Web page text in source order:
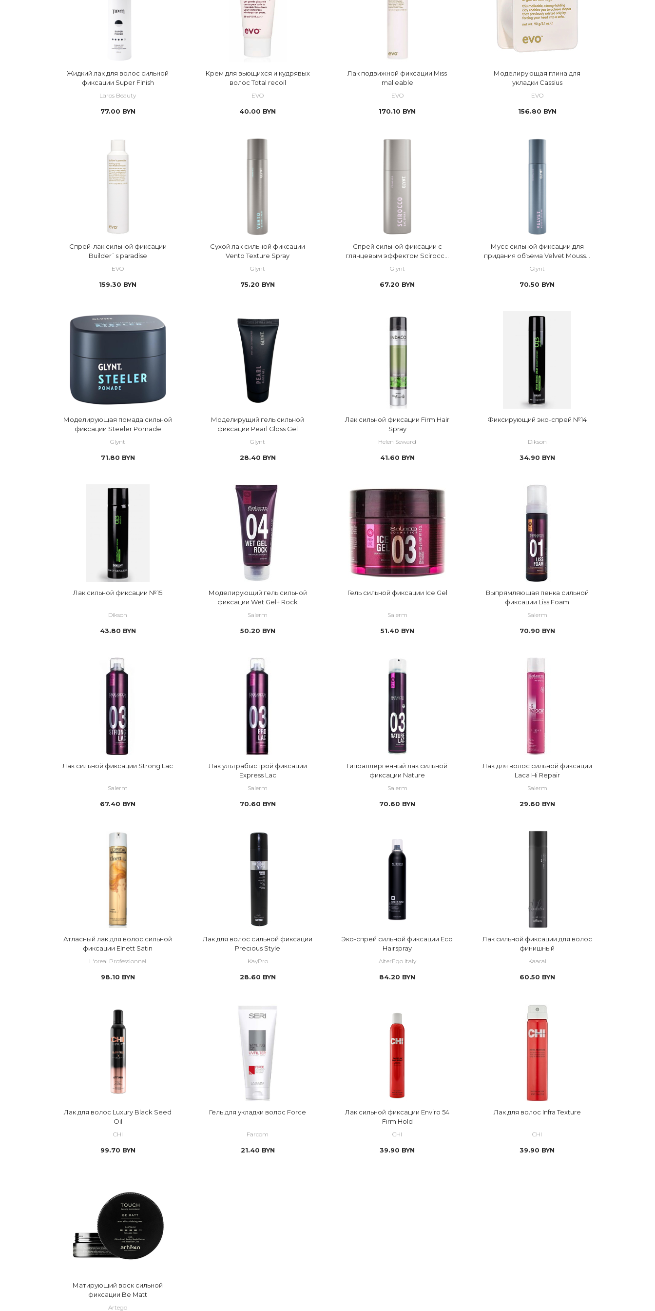
Укладка и выпрямление волос
Жидкий лак для волос сильной
фиксации Super Finish
Laros Beauty
77.00 BYN
Крем для вьющихся и кудрявых
волос Total recoil
EVO
40.00 BYN
Лак подвижной фиксации Miss
malleable
EVO
170.10 BYN
Моделирующая глина для
укладки Cassius
EVO
156.80 BYN
Спрей-лак сильной фиксации
Builder`s paradise
EVO
159.30 BYN
Сухой лак сильной фиксации
Vento Texture Spray
Glynt
75.20 BYN
Спрей сильной фиксации с
глянцевым эффектом Scirocco
Glynt
67.20 BYN
Мусс сильной фиксации для
придания объема Velvet Mousse
Glynt
70.50 BYN
Моделирующая помада сильной
фиксации Steeler Pomade
Glynt
71.80 BYN
Моделирущий гель сильной
фиксации Pearl Gloss Gel
Glynt
28.40 BYN
Лак сильной фиксации Firm Hair
Spray
Helen Seward
41.60 BYN
Фиксирующий эко-спрей №14
Dikson
34.90 BYN
Лак сильной фиксации №15
Dikson
43.80 BYN
Моделирующий гель сильной
фиксации Wet Gel+ Rock
Salerm
50.20 BYN
Гель сильной фиксации Ice Gel
Salerm
51.40 BYN
Выпрямляющая пенка сильной
фиксации Liss Foam
Salerm
70.90 BYN
Лак сильной фиксации Strong Lac
Salerm
67.40 BYN
Лак ультрабыстрой фиксации
Express Lac
Salerm
70.60 BYN
Гипоаллергенный лак сильной
фиксации Nature
Salerm
70.60 BYN
Лак для волос сильной фиксации
Laca Hi Repair
Salerm
29.60 BYN
Атласный лак для волос сильной
фиксации Elnett Satin
L'oreal Professionnel
98.10 BYN
Лак для волос сильной фиксации
Precious Style
KayPro
28.60 BYN
Эко-спрей сильной фиксации Eco
Hairspray
AlterEgo Italy
84.20 BYN
Лак сильной фиксации для волос
финишный
Kaaral
60.50 BYN
Лак для волос Luxury Black Seed
Oil
CHI
99.70 BYN
Гель для укладки волос Force
Farcom
21.40 BYN
Лак сильной фиксации Enviro 54
Firm Hold
CHI
39.90 BYN
Лак для волос Infra Texture
CHI
39.90 BYN
Матирующий воск сильной
фиксации Be Matt
Artego